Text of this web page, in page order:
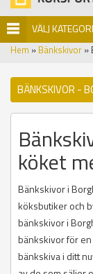
VÄLJ KATEGORI
Hem » Bänkskivor »
BÄNKSKIVOR -
köket
Bänkskivor i
köksbutiker och
bänkskivor i
bänkskivor för
bänkskiva i ditt